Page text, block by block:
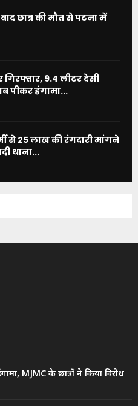
छात्र की मौत से पटना में
9.4 लीटर देसी
पीकर हंगामा...
से 25 लाख की रंगदारी मांगने
थाना...
MJMC के छात्रों ने किया विरोध